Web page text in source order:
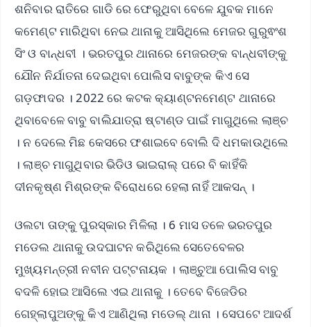
ଶନିବାର ରାତିରେ ଗାଡି ରେ ଫେରୁଥିବା ବେଳେ ଯୁବକ ମାନେ
କମେଣ୍ଟ ମାରିଥିବା ନେଇ ଥାନାକୁ ଆସିଥିଲେ ମେଜର ଗୁରୁଵଂଶ
ସିଂ ଓ ବାନ୍ଧବୀ । ଭରତପୁର ଥାନାରେ ମେଜରଙ୍କ ବାନ୍ଧବୀଙ୍କୁ
ଯୌନ ନିର୍ଯାତନା ଦେଇଥିବା ପୋଲିସ ବାବୁଙ୍କ କିଏ ସେ
ଗଡ଼ଫାଦର । 2022 ରେ କଟକ କ୍ୟାଣ୍ଟନମେଣ୍ଟ ଥାନାରେ
ଥିବାବେଳେ ବାବୁ ବାଲିଯାତ୍ରା ଷ୍ଟାଣ୍ଡ ପାଇଁ ମାଗୁଥିଲେ ଲାଞ୍ଚ
। ନ ଦେଲେ ମିଛ କେସରେ ଫଶାଇବେ ବୋଲି ଦି ଧମକାଉଥିଲେ
। ଲାଞ୍ଚ ମାଗୁଥିବାର ଭିଡିଓ ଭାଇରାଲ୍ ପରେ ବି କାହିଁକି
ଦୀନକୃଷ୍ଣ ମିଶ୍ରଙ୍କ ବିରୋଧରେ ହେଲା ନାହିଁ ଆକସନ୍ ।
ଓଲଟା ତାଙ୍କୁ ପୁରସ୍କାର ମିଳିଲା । 6 ମାସ ତଳେ ଭରତପୁର
ମଡେଲ ଥାନାକୁ ଉଦଘାଟନ କରିଥିଲେ ସେତେବେଳର
ମୁଖ୍ୟମନ୍ତ୍ରୀ ନବୀନ ପଟ୍ଟନାୟକ । ଲାଞ୍ଚୁଆ ପୋଲିସ ବାବୁ
ବଦଳି ହୋଇ ଆସିଲେ ଏଇ ଥାନାକୁ । ତେବେ ବିଜେଡିର
ଗେହ୍ଲାପୁଅଙ୍କୁ କିଏ ଆଣିଥିଲା ମଡେଲ୍ ଥାନା । ସେପଟେ ଆଦର୍ଶ